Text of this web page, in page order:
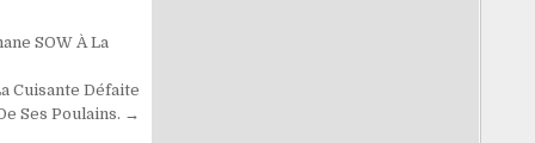
SOW À La
Cuisante Défaite
Ses Poulains. →